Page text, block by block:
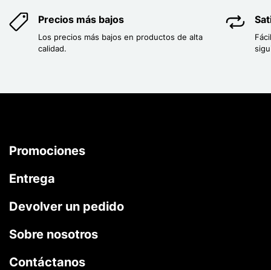
Precios más bajos
Los precios más bajos en productos de alta
calidad.
Promociones
Entrega
Devolver un pedido
Sobre nosotros
Contáctanos